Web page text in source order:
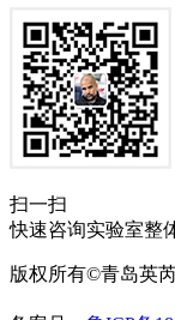
扫一扫
快速咨询实验室整
版权所有©青岛英